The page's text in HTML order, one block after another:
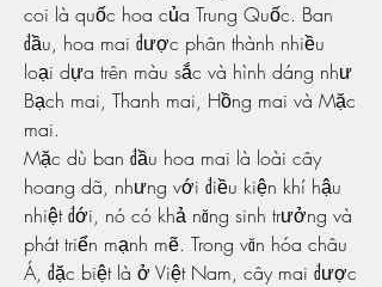
coi là quốc hoa của Trung Quốc. Ban
đầu, hoa mai được phân thành nhiều
loại dựa trên màu sắc và hình dáng như
Bạch mai, Thanh mai, Hồng mai và Mặc
mai.
Mặc dù ban đầu hoa mai là loài cây
hoang dã, nhưng với điều kiện khí hậu
nhiệt đới, nó có khả năng sinh trưởng và
phát triển mạnh mẽ. Trong văn hóa châu
Á, đặc biệt là ở Việt Nam, cây mai được